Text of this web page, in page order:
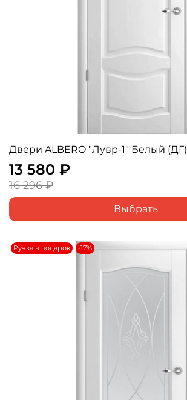
Двери ALBERO "Лувр-1" Белый (ДГ)
13 580 ₽
16 296 ₽
Выбрать
Ручка в подарок -17%